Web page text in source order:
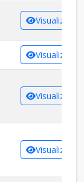
Visualizar
Visualizar
Visualizar
Visualizar